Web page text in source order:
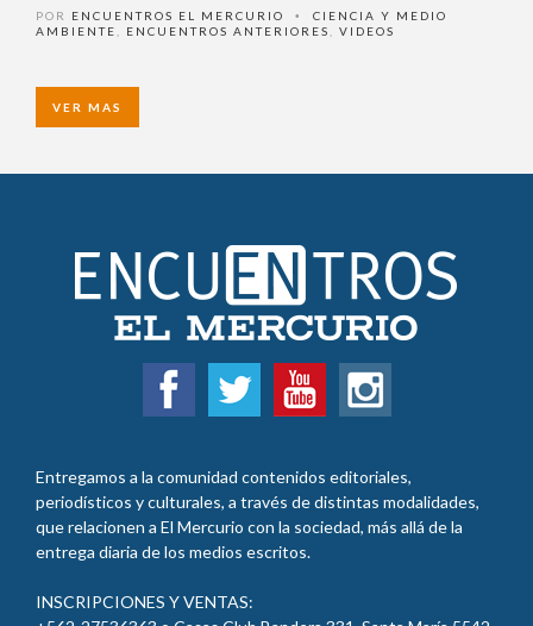
POR ENCUENTROS EL MERCURIO •
CIENCIA Y MEDIO
AMBIENTE
ENCUENTROS ANTERIORES VIDEOS
VER MAS
Entregamos a la comunidad contenidos editoriales,
periodísticos y culturales, a través de distintas modalidades,
que relacionen a El Mercurio con la sociedad, más allá de la
entrega diaria de los medios escritos.
INSCRIPCIONES Y VENTAS: